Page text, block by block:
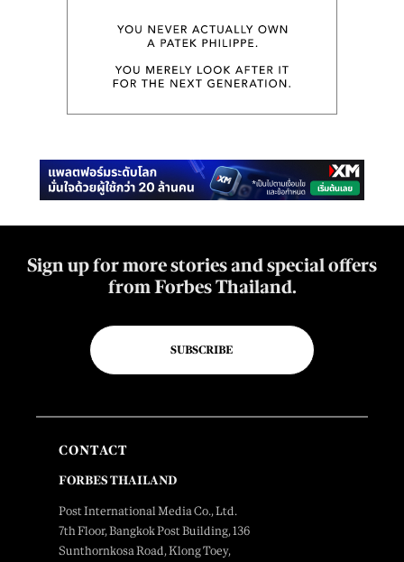
Sign up for more stories and special offers
from Forbes Thailand.
SUBSCRIBE
CONTACT
FORBES THAILAND
Post International Media Co., Ltd.
7th Floor, Bangkok Post Building, 136
Sunthornkosa Road, Klong Toey,